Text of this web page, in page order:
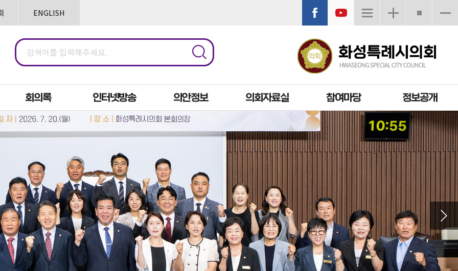
ENGLISH
회의록 인터넷방송 의안정보 의회자료실 참여마당 정보공개